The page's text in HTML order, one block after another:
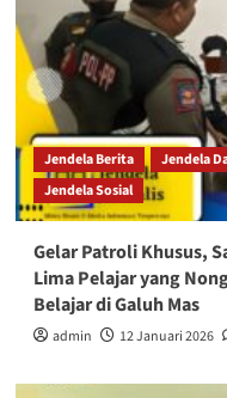
Jendela Berita Jendela
Jendela Sosial
Gelar Patroli Khusus,
Lima Pelajar yang
Belajar di Galuh Mas
admin 12 Januari 2026